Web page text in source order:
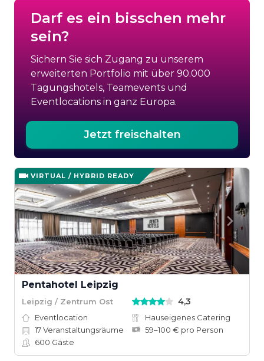
Darf es ein bisschen mehr
sein?
Sichern Sie sich Zugang zu unserem
erweiterten Portfolio mit über 90.000
Tagungshotels, Teamevents und
Eventlocations in ganz Europa.
Jetzt freischalten
VIRTUAL / HYBRID READY
Pentahotel Leipzig
Leipzig / Zentrum Ost 4,3
Eventlocation
Hauseigenes Catering
17Veranstaltungsräume
59–100 € pro Person
600 Gäste